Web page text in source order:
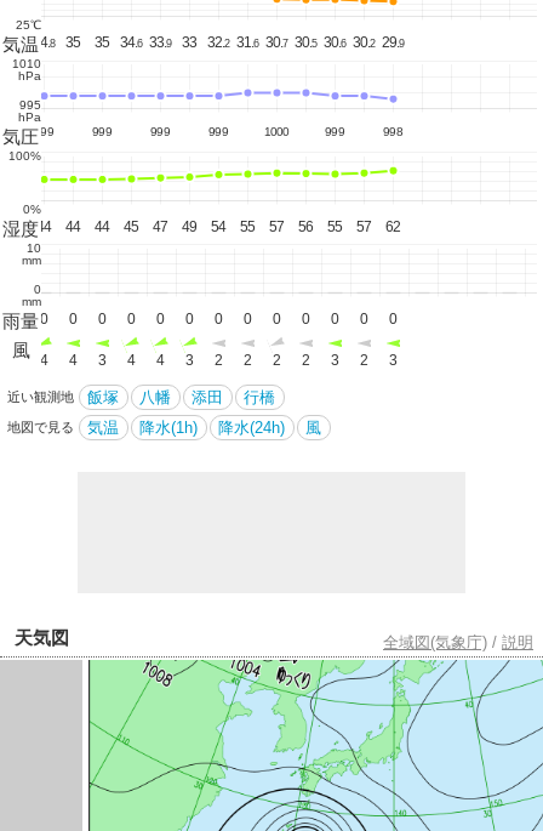
25℃
気温
34. 8 34.8 35 35 34.6 33. 9 33 32. 2 31. 6 30.7 30.5 30.6 30.2 29. 9
1010
hPa
995
hPa
気圧999 999 999 999 1000 999
998
100%
0%
湿度
45 44 44 44 45 47 49 54 55 57 56 55 57 62
10
mm
0
mm
雨量
0 0 0 0 0 0 0 0 0 0 0 0 0 0
風
3 4 4 3 4 4 3 2 2 2 2 3 2 3
近い観測地 飯塚 八幡 添田 行橋
地図で見る 気温 降水(1h) 降水(24h) 風
天気図 全域図(気象庁) / 説明